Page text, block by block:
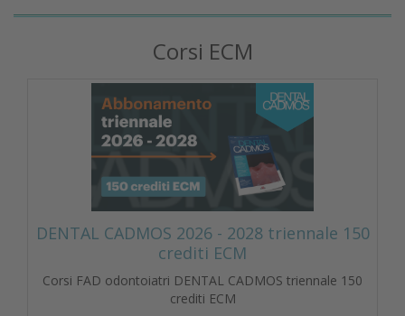
Corsi ECM
DENTAL CADMOS 2026 - 2028 triennale 150
crediti ECM
Corsi FAD odontoiatri DENTAL CADMOS triennale 150
crediti ECM